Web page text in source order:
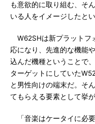
も意欲的に取り組む、そ
いる人をイメージしたとい
W62SHは新プラットフ
応になり、先進的な機能
込んだ機種ということで
ターゲットにしていた
と男性向けの端末だ。そ
てもらえる要素として挙
「音楽はケータイに必